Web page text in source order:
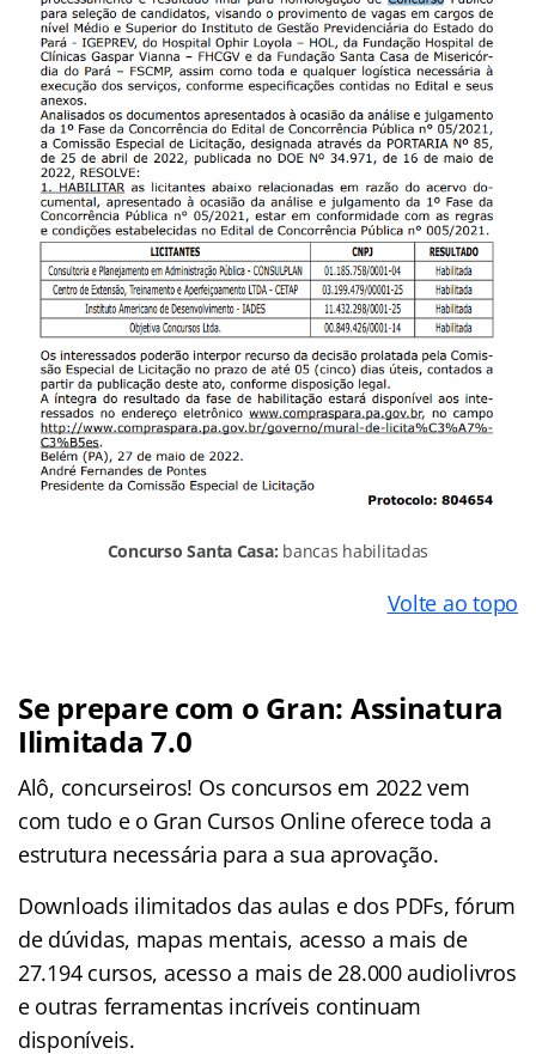
Concurso Santa Casa: bancas habilitadas
Volte ao topo
Se prepare com o Gran: Assinatura
Ilimitada 7.0
Alô, concurseiros! Os concursos em 2022 vem
com tudo e o Gran Cursos Online oferece toda a
estrutura necessária para a sua aprovação.
Downloads ilimitados das aulas e dos PDFs, fórum
de dúvidas, mapas mentais, acesso a mais de
27.194 cursos, acesso a mais de 28.000 audiolivros
e outras ferramentas incríveis continuam
disponíveis.